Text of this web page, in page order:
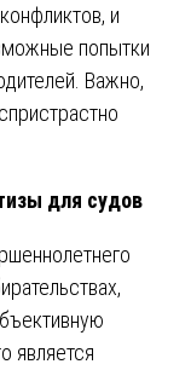
и
попытки
Важно,
для судов
является